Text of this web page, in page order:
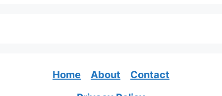
Home About
Contact